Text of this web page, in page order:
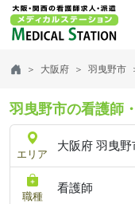
大阪府 羽曳野市
羽曳野市の看護師
エリア
大阪府 羽曳野
職種
看護師